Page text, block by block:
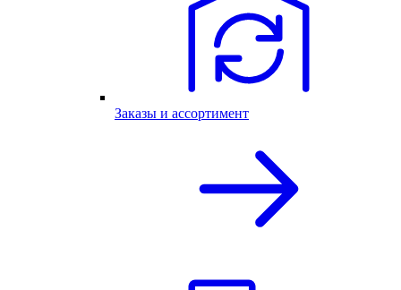
Заказы и ассортимент